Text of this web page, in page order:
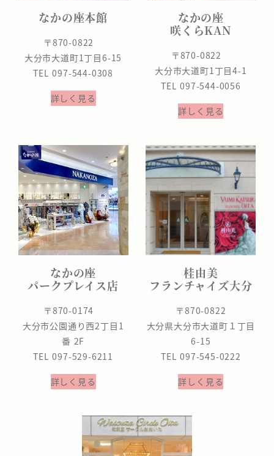
なかの座本館
〒870-0822
大分市大道町1丁目6-15
TEL 097-544-0308
詳しく見る
なかの座
咲くらKAN
〒870-0822
大分市大道町1丁目4-1
TEL 097-544-0056
詳しく見る
なかの座
パークプレイス店
〒870-0174
大分市公園通り西2丁目1
番 2F
TEL 097-529-6211
詳しく見る
桂由美
フランチャイズ大分
〒870-0822
大分県大分市大道町１丁目
6-15
TEL 097-545-0222
詳しく見る